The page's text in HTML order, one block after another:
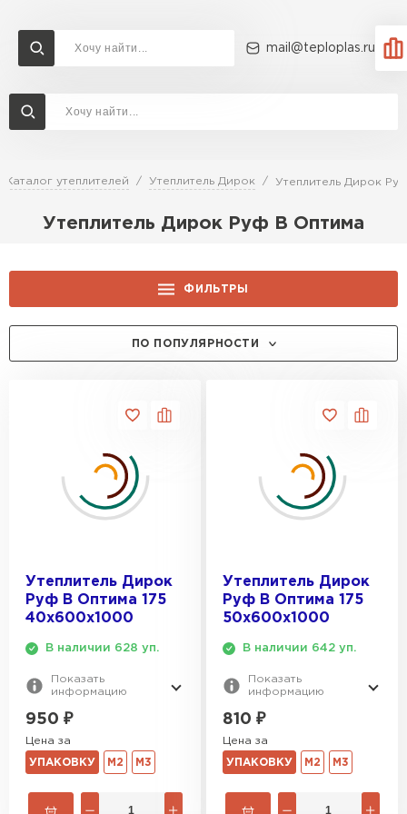
mail@teploplas.ru
Каталог утеплителей Утеплитель Дирок Утеплитель Дирок
Утеплитель Дирок Руф В Оптима
ФИЛЬТРЫ
ПО ПОПУЛЯРНОСТИ
Утеплитель Дирок
Руф В Оптима 175
40х600х1000
В наличии 628 уп.
Показать
информацию
950 ₽
Цена за
УПАКОВКУ М2 М3
Утеплитель Дирок
Руф В Оптима 175
50х600х1000
В наличии 642 уп.
Показать
информацию
810 ₽
Цена за
УПАКОВКУ М2 М3
Доставка и оплата
Перейти в каталог
Утеплитель Ветонит
Утеплитель MasterPLEX
ПЕРЕЙТИ
Утеплитель Rockwool
Утеплитель Knauf
Утеплитель Isover
Утеплитель Урса
Утеплитель Изовол
Утеплитель Paroc
Утеплитель Hotrock
Утеплитель Изомин